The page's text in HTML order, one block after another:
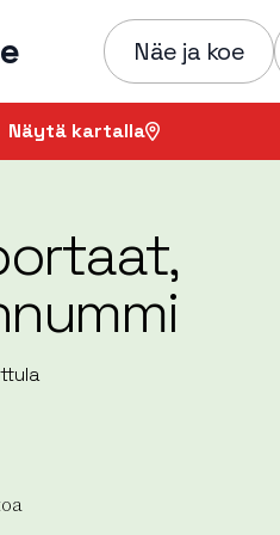
Näe ja koe
Näytä kartalla